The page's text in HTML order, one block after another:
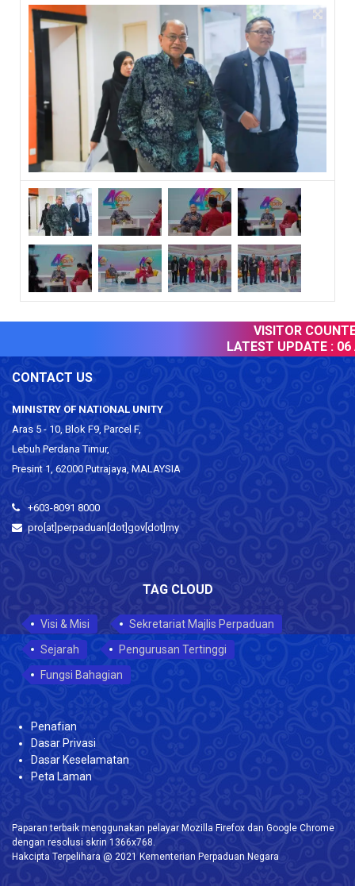
VISITOR
LATEST UPDATE : 06
CONTACT US
MINISTRY OF NATIONAL UNITY
Aras 5 - 10, Blok F9, Parcel F,
Lebuh Perdana Timur,
Presint 1, 62000 Putrajaya, MALAYSIA
+603-8091 8000
pro[at]perpaduan[dot]gov[dot]my
TAG CLOUD
Visi & Misi
Sekretariat Majlis Perpaduan
Sejarah
Pengurusan Tertinggi
Fungsi Bahagian
Penafian
Dasar Privasi
Dasar Keselamatan
Peta Laman
Paparan terbaik menggunakan pelayar Mozilla Firefox dan Google Chrome
dengan resolusi skrin 1366x768.
Hakcipta Terpelihara @ 2021 Kementerian Perpaduan Negara